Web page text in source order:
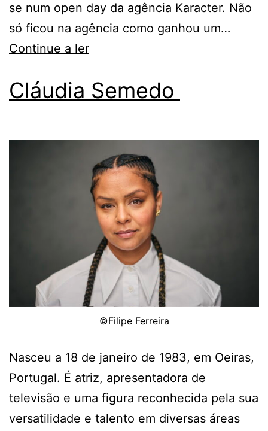
se num open day da agência Karacter. Não
só ficou na agência como ganhou um…
Continue a ler
Cláudia Semedo
©Filipe Ferreira
Nasceu a 18 de janeiro de 1983, em Oeiras,
Portugal. É atriz, apresentadora de
televisão e uma figura reconhecida pela sua
versatilidade e talento em diversas áreas